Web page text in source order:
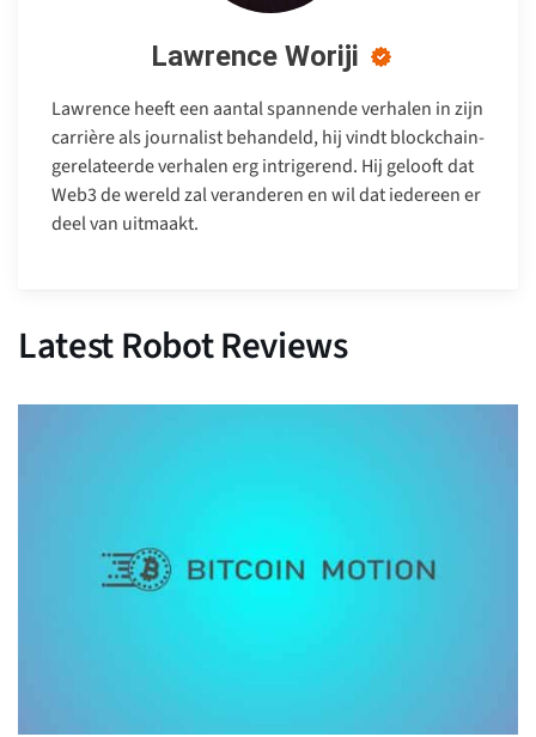
Lawrence Woriji
Lawrence heeft een aantal spannende verhalen in zijn
carrière als journalist behandeld, hij vindt blockchain-
gerelateerde verhalen erg intrigerend. Hij gelooft dat
Web3 de wereld zal veranderen en wil dat iedereen er
deel van uitmaakt.
Latest Robot Reviews